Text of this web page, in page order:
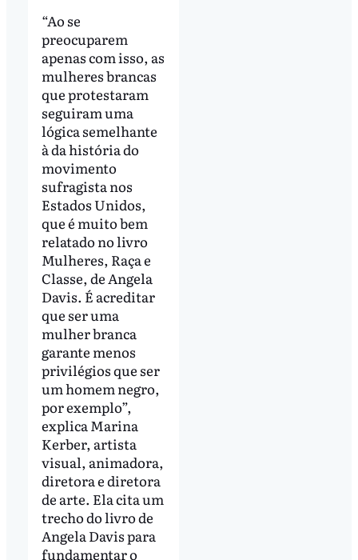
“Ao se
preocuparem
apenas com isso, as
mulheres brancas
que protestaram
seguiram uma
lógica semelhante
à da história do
movimento
sufragista nos
Estados Unidos,
que é muito bem
relatado no livro
Mulheres, Raça e
Classe, de Angela
Davis. É acreditar
que ser uma
mulher branca
garante menos
privilégios que ser
um homem negro,
por exemplo”,
explica Marina
Kerber, artista
visual, animadora,
diretora e diretora
de arte. Ela cita um
trecho do livro de
Angela Davis para
fundamentar o